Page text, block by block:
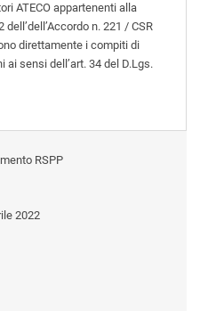
ATECO appartenenti alla
n. 221 / CSR
direttamente i compiti di
ai sensi dell’art. 34 del D.Lgs.
RSPP
2022